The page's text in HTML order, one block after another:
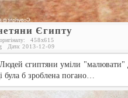
Єгипту
458x615
Дата: 2013-12-09
єгиптяни уміли "малювати"
була б зроблена погано…